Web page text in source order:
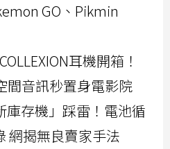
GO、Pikmin
耳機開箱！
間音訊秒置身電影院
庫存機」踩雷！電池循
網揭無良賣家手法